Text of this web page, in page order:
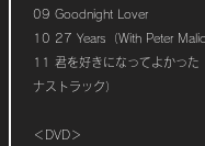
09 Goodnight Lover
10 27 Years（With Peter
11 君を好きになってよかっ
ナストラック）
​＜DVD＞